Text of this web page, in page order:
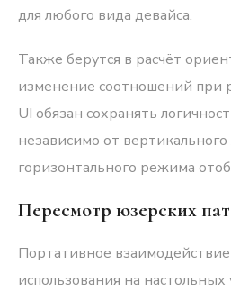
для любого вида девайса.
Также берутся в расчёт
изменение соотношений при
UI обязан сохранять
независимо от вертикального
горизонтального режима
Пересмотр юзерских
Портативное взаимодействие
использования на настольных